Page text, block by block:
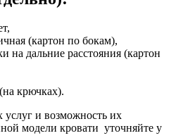
(картон по бокам),
на дальние расстояния (картон
(на крючках).
и возможность их
модели кровати уточняйте у